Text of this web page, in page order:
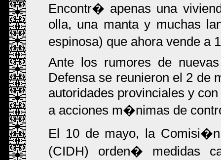
Encontr� apenas una
olla, una manta y muchas
espinosa) que ahora vende a
Ante los rumores de
Defensa se reunieron el 2 de
autoridades provinciales y
a acciones m�nimas de
El 10 de mayo, la Comisi�n
(CIDH) orden� medidas